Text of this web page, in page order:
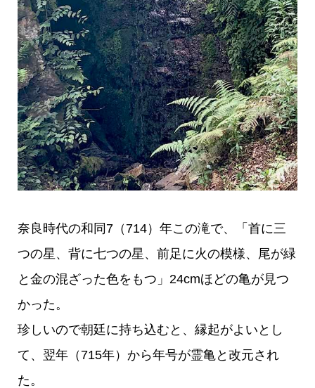
奈良時代の和同7（714）年この滝で、「首に三
つの星、背に七つの星、前足に火の模様、尾が緑
と金の混ざった色をもつ」24cmほどの亀が見つ
かった。
珍しいので朝廷に持ち込むと、縁起がよいとし
て、翌年（715年）から年号が霊亀と改元され
た。